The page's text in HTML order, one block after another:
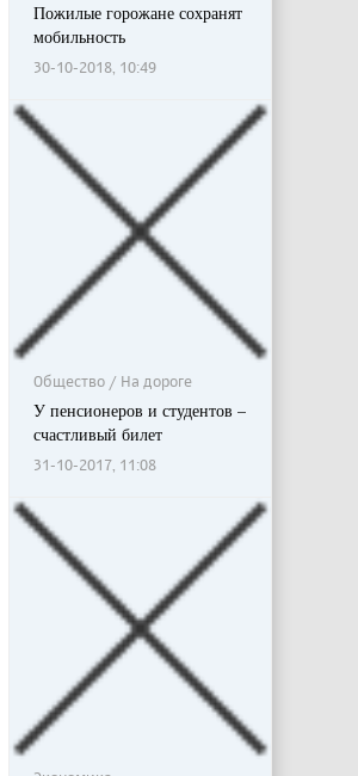
Пожилые горожане сохранят
мобильность
30-10-2018, 10:49
Общество / На дороге
У пенсионеров и студентов –
счастливый билет
31-10-2017, 11:08